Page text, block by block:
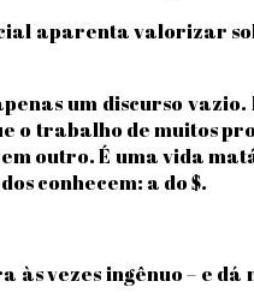
aparenta valorizar
um discurso
o trabalho de muitos
outro. É uma vida
conhecem: a do $.
às vezes ingênuo – e